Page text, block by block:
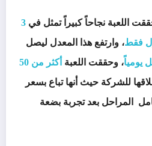
اللعبة نجاحاً كبيراً تمثل في 3
فقط، وارتفع هذا المعدل ليصل
، وحققت اللعبة
أكثر من 50
للشركة حيث أنها تباع بسعر
المراحل بعد تجربة بضعة